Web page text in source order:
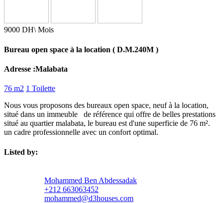
9000 DH\ Mois
Bureau open space à la location ( D.M.240M )
Adresse :Malabata
76 m2 1 Toilette
Nous vous proposons des bureaux open space, neuf à la location,
situé dans un immeuble de référence qui offre de belles prestations
situé au quartier malabata, le bureau est d'une superficie de 76 m².
un cadre professionnelle avec un confort optimal.
Listed by:
Mohammed Ben Abdessadak
+212 663063452
mohammed@d3houses.com